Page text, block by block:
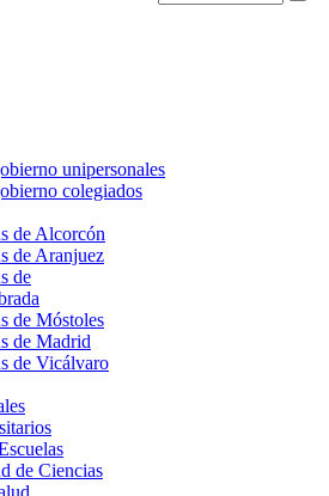
unipersonales
colegiados
de Alcorcón
de Aranjuez
de
de Móstoles
de Madrid
de Vicálvaro
de Ciencias